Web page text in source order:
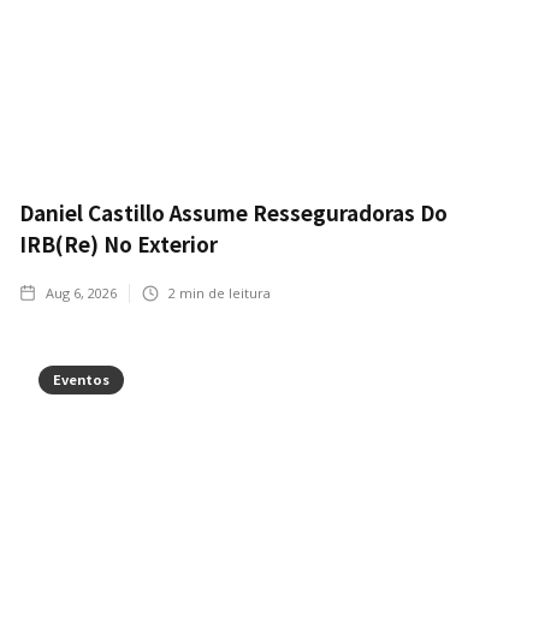
Daniel Castillo Assume Resseguradoras Do
IRB(Re) No Exterior
Aug 6, 2026 2 min de leitura
Eventos